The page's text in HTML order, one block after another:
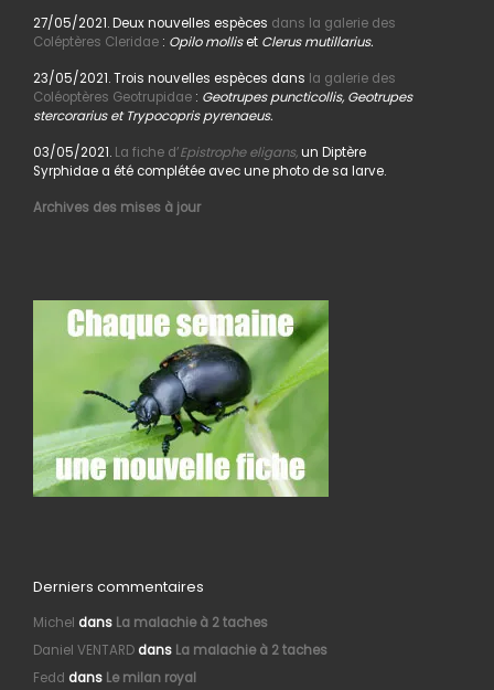
27/05/2021. Deux nouvelles espèces dans la galerie des
Coléptères Cleridae: Opilo molliset Clerus mutillarius.
23/05/2021. Trois nouvelles espèces dans la galerie des
Coléoptères Geotrupidae: Geotrupes puncticollis, Geotrupes
stercorarius et Trypocopris pyrenaeus.
03/05/2021. La fiche d’Epistrophe eligans,un Diptère
Syrphidae a été complétée avec une photo de sa larve.
Archives des mises à jour
Derniers commentaires
Michel dans La malachie à 2 taches
Daniel VENTARDdans La malachie à 2 taches
Fedd dans Le milan royal